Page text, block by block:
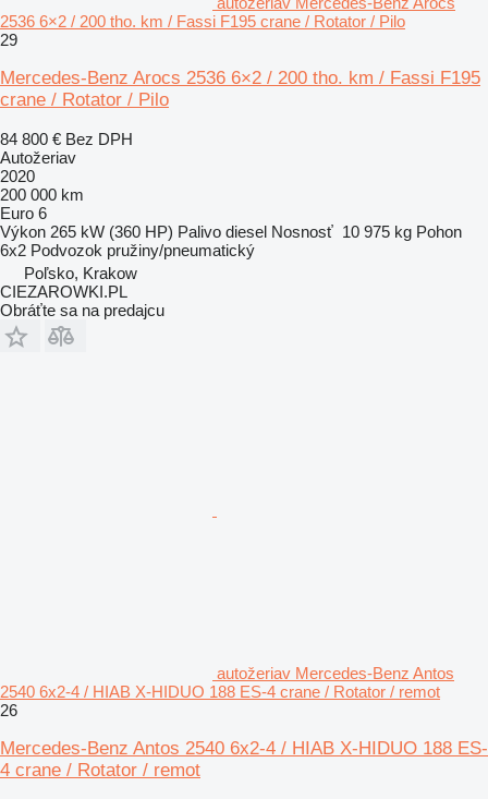
2536 6×2 / 200 tho. km / Fassi F195 crane / Rotator / Pilo
29
Mercedes-Benz Arocs 2536 6×2 / 200 tho. km / Fassi F195
crane / Rotator / Pilo
84 800 € Bez DPH
Autožeriav
2020
200 000 km
Euro 6
Výkon 265 kW (360 HP) Palivo diesel Nosnosť 10 975 kg Pohon
6x2 Podvozok pružiny/pneumatický
Poľsko, Krakow
CIEZAROWKI.PL
Obráťte sa na predajcu
autožeriav Mercedes-Benz Antos
2540 6x2-4 / HIAB X-HIDUO 188 ES-4 crane / Rotator / remot
26
Mercedes-Benz Antos 2540 6x2-4 / HIAB X-HIDUO 188 ES-
4 crane / Rotator / remot